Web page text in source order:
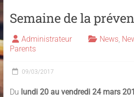
Semaine de la
Administrateur News,
Parents
09/03/2017
Du lundi 20 au vendredi 24 mars